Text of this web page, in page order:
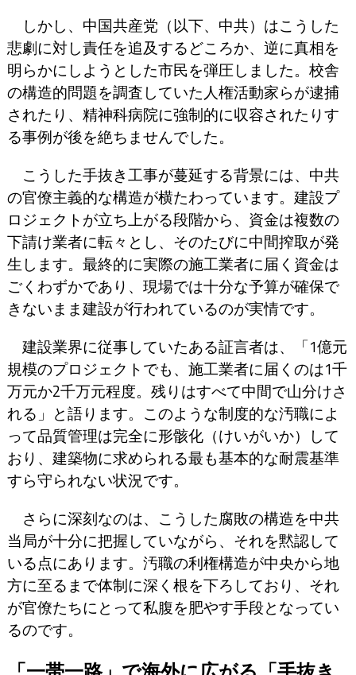
しかし、中国共産党（以下、中共）はこうした
悲劇に対し責任を追及するどころか、逆に真相を
明らかにしようとした市民を弾圧しました。校舎
の構造的問題を調査していた人権活動家らが逮捕
されたり、精神科病院に強制的に収容されたりす
る事例が後を絶ちませんでした。
こうした手抜き工事が蔓延する背景には、中共
の官僚主義的な構造が横たわっています。建設プ
ロジェクトが立ち上がる段階から、資金は複数の
下請け業者に転々とし、そのたびに中間搾取が発
生します。最終的に実際の施工業者に届く資金は
ごくわずかであり、現場では十分な予算が確保で
きないまま建設が行われているのが実情です。
建設業界に従事していたある証言者は、「1億元
規模のプロジェクトでも、施工業者に届くのは1千
万元か2千万元程度。残りはすべて中間で山分けさ
れる」と語ります。このような制度的な汚職によ
って品質管理は完全に形骸化（けいがいか）して
おり、建築物に求められる最も基本的な耐震基準
すら守られない状況です。
さらに深刻なのは、こうした腐敗の構造を中共
当局が十分に把握していながら、それを黙認して
いる点にあります。汚職の利権構造が中央から地
方に至るまで体制に深く根を下ろしており、それ
が官僚たちにとって私腹を肥やす手段となってい
るのです。